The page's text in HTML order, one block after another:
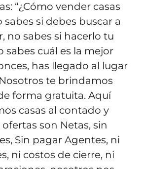
“¿Cómo vender casas
sabes si debes buscar a
no sabes si hacerlo tu
sabes cuál es la mejor
has llegado al lugar
te brindamos
forma gratuita. Aquí
casas al contado y
son Netas, sin
Sin pagar Agentes, ni
ni costos de cierre, ni